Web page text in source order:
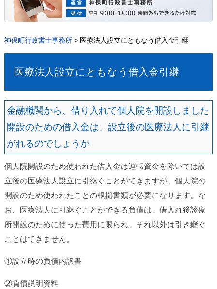
神保町行政書士事務所> 医療法人設立にともなう借入金引継
医療法人設立にともなう借入金引継
金融機関から、借り入れて個人院を開設しました
開設のための借入金は、設立後の医療法人に引継
がれるのでしょうか
個人院開設のため使われた借入金は運転資金を除いては設
立後の医療法人設立に引継ぐことができますが、個人院の
開設のため使われたことの根拠書類が必要になります。な
お、医療法人に引継ぐことができる負債は、借入れ後診療
所開設のために使った費用に限られ、それ以外は引き継ぐ
ことはできません。
①設立時の負債内訳書
②負債説明資料